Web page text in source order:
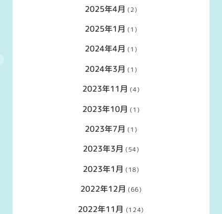
2025年4月 (2)
2025年1月 (1)
2024年4月 (1)
2024年3月 (1)
2023年11月 (4)
2023年10月 (1)
2023年7月 (1)
2023年3月 (54)
2023年1月 (18)
2022年12月 (66)
2022年11月 (124)